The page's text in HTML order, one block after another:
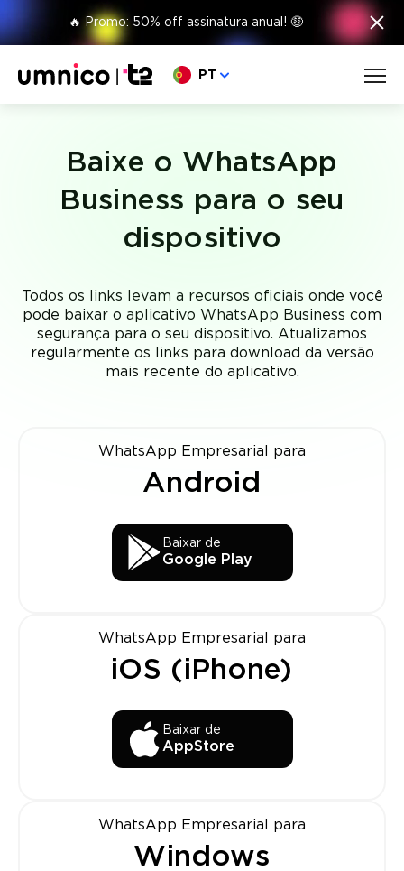
🔥 Promo: 50% off assinatura anual! 🤑 ×
Escolha o seu idioma
PT
Baixe o WhatsApp
Business para o seu
dispositivo
Todos os links levam a recursos oficiais onde você
pode baixar o aplicativo WhatsApp Business com
segurança para o seu dispositivo. Atualizamos
regularmente os links para download da versão
mais recente do aplicativo.
WhatsApp Empresarial para
Android
Baixar de
Google Play
WhatsApp Empresarial para
iOS (iPhone)
Baixar de
AppStore
WhatsApp Empresarial para
Windows